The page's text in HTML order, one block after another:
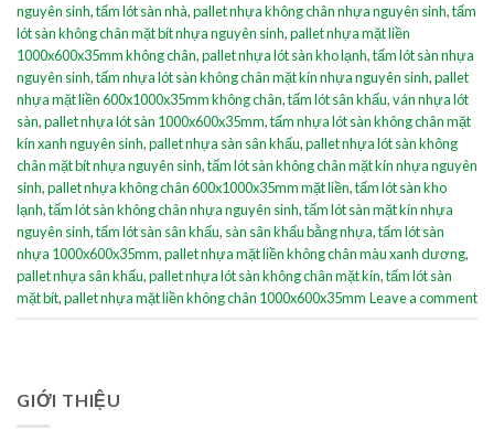
nguyên sinh,tấm lót sàn nhà,pallet nhựa không chân nhựa nguyên sinh,tấm
lót sàn không chân mặt bít nhựa nguyên sinh,pallet nhựa mặt liền
1000x600x35mm không chân,pallet nhựa lót sàn kho lạnh,tấm lót sàn nhựa
nguyên sinh,tấm nhựa lót sàn không chân mặt kín nhựa nguyên sinh,pallet
nhựa mặt liền 600x1000x35mm không chân,tấm lót sân khấu,ván nhựa lót
sàn,pallet nhựa lót sàn 1000x600x35mm,tấm nhựa lót sàn không chân mặt
kín xanh nguyên sinh,pallet nhựa sàn sân khấu,pallet nhựa lót sàn không
chân mặt bít nhựa nguyên sinh,tấm lót sàn không chân mặt kín nhựa nguyên
sinh,pallet nhựa không chân 600x1000x35mm mặt liền,tấm lót sàn kho
lạnh,tấm lót sàn không chân nhựa nguyên sinh,tấm lót sàn mặt kín nhựa
nguyên sinh,tấm lót sàn sân khấu, sàn sân khấu bằng nhựa,tấm lót sàn
nhựa 1000x600x35mm,pallet nhựa mặt liền không chân màu xanh dương,
pallet nhựa sân khấu,pallet nhựa lót sàn không chân mặt kín,tấm lót sàn
mặt bít,pallet nhựa mặt liền không chân 1000x600x35mm Leave a comment
GIỚI THIỆU